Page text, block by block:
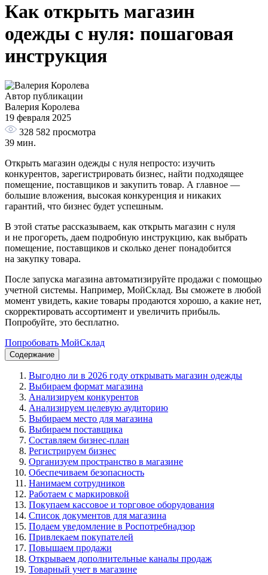
Как открыть магазин
одежды с нуля: пошаговая
инструкция
Автор публикации
Валерия Королева
19 февраля 2025
328 582 просмотра
39 мин.
Открыть магазин одежды с нуля непросто: изучить
конкурентов, зарегистрировать бизнес, найти подходящее
помещение, поставщиков и закупить товар. А главное —
большие вложения, высокая конкуренция и никаких
гарантий, что бизнес будет успешным.
В этой статье рассказываем, как открыть магазин с нуля
и не прогореть, даем подробную инструкцию, как выбрать
помещение, поставщиков и сколько денег понадобится
на закупку товара.
После запуска магазина автоматизируйте продажи с помощью
учетной системы. Например, МойСклад. Вы сможете в любой
момент увидеть, какие товары продаются хорошо, а какие нет,
скорректировать ассортимент и увеличить прибыль.
Попробуйте, это бесплатно.
Попробовать МойСклад
Содержание
Выгодно ли в 2026 году открывать магазин одежды
Выбираем формат магазина
Анализируем конкурентов
Анализируем целевую аудиторию
Выбираем место для магазина
Выбираем поставщика
Составляем бизнес-план
Регистрируем бизнес
Организуем пространство в магазине
Обеспечиваем безопасность
Нанимаем сотрудников
Работаем с маркировкой
Покупаем кассовое и торговое оборудования
Список документов для магазина
Подаем уведомление в Роспотребнадзор
Привлекаем покупателей
Повышаем продажи
Открываем дополнительные каналы продаж
Товарный учет в магазине